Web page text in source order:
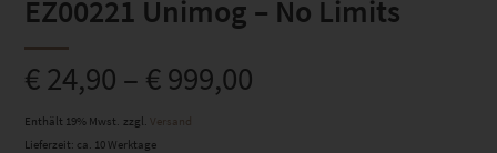
EZ00221 Unimog – No Limits
€24,90 – €999,00
Enthält 19% Mwst. zzgl. Versand
Lieferzeit: ca. 10 Werktage